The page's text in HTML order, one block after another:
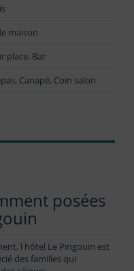
maison
place, Bar
Canapé, Coin salon
posées
l hôtel Le Pingouin est
des familles qui